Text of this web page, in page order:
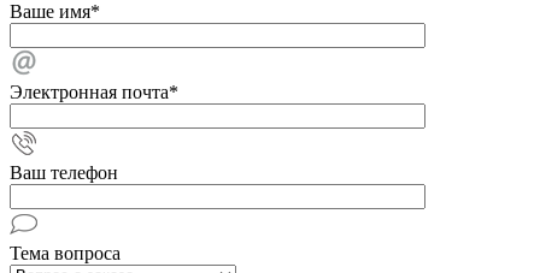
Ваше имя*
Электронная почта*
Ваш телефон
Тема вопроса